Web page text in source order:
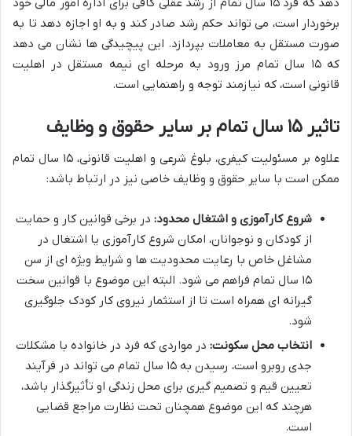
برخوردار است، می تواند حکم رشد صادر کند و به او اجازه دهد تا به
صورت مستقل به معاملات بپردازد. این پیچیدگی ها نشان می دهد
که ۱۵ سال تمام مرز ورود به مرحله ای نیمه مستقل در اهلیت
قانونی است، که نیازمند توجه و راهنمایی است.
تاثیر ۱۵ سال تمام بر سایر حقوق و وظایف
علاوه بر مسئولیت کیفری، بلوغ شرعی و اهلیت قانونی، ۱۵ سال تمام
ممکن است با سایر حقوق و وظایف خاصی نیز در ارتباط باشد:
شروع کارآموزی و اشتغال محدود: در برخی قوانین کار و حمایت
از کودکان و نوجوانان، امکان شروع کارآموزی یا اشتغال در
مشاغل خاص با رعایت محدودیت ها و شرایط ویژه ای از سن
۱۵ سال تمام فراهم می شود. البته این موضوع با قوانین سخت
گیرانه ای همراه است تا از استثمار نیروی کار کودک جلوگیری
شود.
انتخاب محل سکونت: در مواردی که فرد در خانواده با مشکلات
جدی روبرو است، رسیدن به ۱۵ سال تمام می تواند در فرآیند
تعیین قیم و تصمیم گیری برای محل زندگی او تأثیرگذار باشد،
هرچند که این موضوع همچنان تحت نظارت مراجع قضایی
است.